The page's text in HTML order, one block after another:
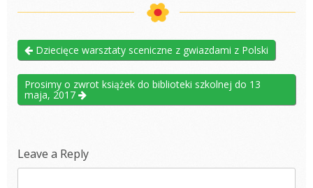
Dziecięce warsztaty sceniczne z gwiazdami z Polski
Prosimy o zwrot książek do biblioteki szkolnej do 13
maja, 2017
Leave a Reply